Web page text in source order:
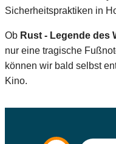
Sicherheitspraktiken in
Ob Rust - Legende des
nur eine tragische
können wir bald selbst
Kino.